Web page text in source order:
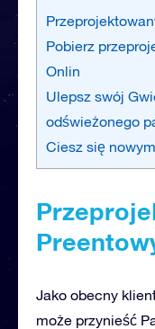
Pobierz
Onlin
Ulepsz swój
odświeżonego
Ciesz się
Jako obecny
może przynieść